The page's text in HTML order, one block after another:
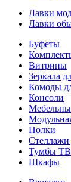
Лавки
Лавки
Буфеты
Витрины
Зеркала
Комоды
Консоли
Полки
Стеллажи
Тумбы ТВ
Шкафы